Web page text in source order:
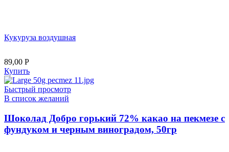
Кукуруза воздушная
89,00 Р
Купить
Быстрый просмотр
В список желаний
Шоколад Добро горький 72% какао на пекмезе с
фундуком и черным виноградом, 50гр